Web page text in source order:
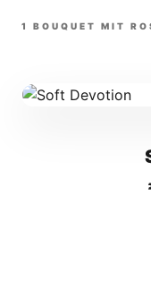
1 BOUQUET MIT